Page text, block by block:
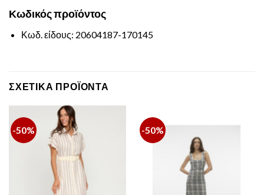
Κωδικόςπροϊόντος
Κωδ. είδους: 20604187-170145
ΣΧΕΤΙΚΆ ΠΡΟΪΌΝΤΑ
-50% -50%